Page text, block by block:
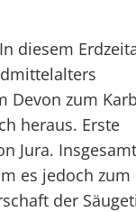
diesem
Devon zum
heraus. Erste
Jura. Insgesamt
es jedoch zum
der